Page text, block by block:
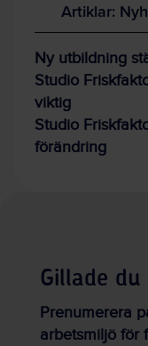
Artiklar:
Ny utbildning
Studio
viktig
Studio
förändring
Gillade
Prenumerera
arbetsmiljö för